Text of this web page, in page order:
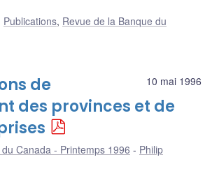
Publications, Revue de la Banque du
10 mai 1996
de
des provinces et de
Canada - Printemps 1996
Philip